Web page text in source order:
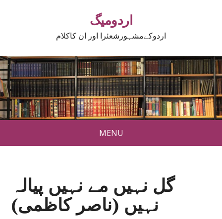
اردومیگ
اردوکےمشہورشعئرا اور ان کاکلام
MENU
گل نہیں مے نہیں پیالہ
نہیں (ناصر کاظمی)